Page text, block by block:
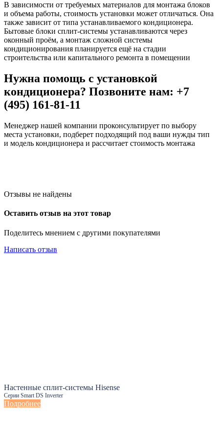
В зависимости от требуемых материалов для монтажа блоков
и объема работы, стоимость установки может отличаться. Она
также зависит от типа устанавливаемого кондиционера.
Бытовые блоки сплит-системы устанавливаются через
оконный проём, а монтаж сложной системы
кондиционирования планируется ещё на стадии
строительства или капитального ремонта в помещении
Нужна помощь с установкой
кондиционера? Позвоните нам: +7
(495) 161-81-11
Менеджер нашей компании проконсультирует по выбору
места установки, подберет подходящий под ваши нужды тип
и модель кондиционера и рассчитает стоимость монтажа
Отзывы не найдены
Оставить отзыв на этот товар
Поделитесь мнением с другими покупателями
Написать отзыв
Настенные сплит-системы Hisense
Серии Smart DS Inverter
Подробнее